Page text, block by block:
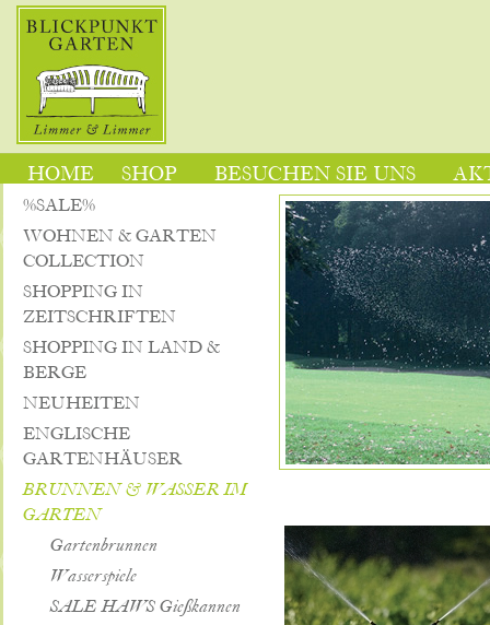
HOME SHOP BESUCHEN SIE UNS
%SALE%
WOHNEN & GARTEN
COLLECTION
SHOPPING IN
ZEITSCHRIFTEN
SHOPPING IN LAND &
BERGE
NEUHEITEN
ENGLISCHE
GARTENHÄUSER
BRUNNEN & WASSER IM
GARTEN
Gartenbrunnen
Wasserspiele
SALE HAWS Gießkannen